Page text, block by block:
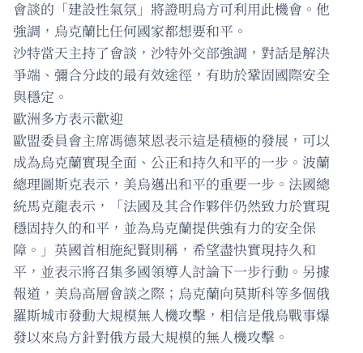
會談的「建設性氣氛」將證明烏方可利用此機會。他
強調，烏克蘭比任何國家都想要和平。
沙特當天主持了會談，沙特外交部強調，對話是解決
爭端、彌合分歧的最有效途徑，有助於鞏固國際安全
與穩定。
歐洲多方表示歡迎
歐盟委員會主席馮德萊恩表示這是積極的發展，可以
成為烏克蘭實現全面、公正和持久和平的一步。波蘭
總理圖斯克表示，美烏邁出和平的重要一步。法國總
統馬克龍表示，「法國及其合作夥伴仍然致力於實現
穩固持久的和平，並為烏克蘭提供強有力的安全保
障。」英國首相施紀賢則稱，希望盡快實現持久和
平，並表示將召集多國領導人討論下一步行動。另據
報道，美烏高層會談之際；烏克蘭向莫斯科等多個俄
羅斯城市發動大規模無人機攻擊，相信是俄烏戰事爆
發以來烏方針對俄方最大規模的無人機攻擊。